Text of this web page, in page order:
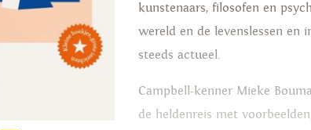
kunstenaars, filosofen en
wereld en de levenslessen en
steeds actueel.
Campbell-kenner Mieke
de heldenreis met